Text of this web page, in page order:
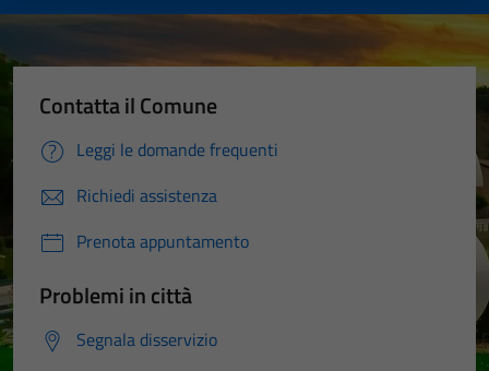
Contatta il Comune
Leggi le domande frequenti
Richiedi assistenza
Prenota appuntamento
Problemi in città
Segnala disservizio